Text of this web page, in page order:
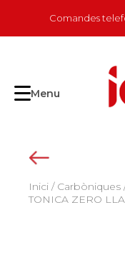
content
Comandes
Menu
Inici / Carbòniques
TONICA ZERO